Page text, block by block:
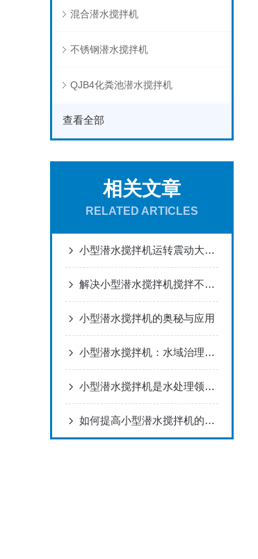
混合潜水搅拌机
不锈钢潜水搅拌机
QJB4化粪池潜水搅拌机
查看全部
相关文章
RELATED ARTICLES
小型潜水搅拌机运转震动大？4 类常见故障排查方法
解决小型潜水搅拌机搅拌不均问题
小型潜水搅拌机的奥秘与应用
小型潜水搅拌机：水域治理的隐秘英雄
小型潜水搅拌机是水处理领域的得力助手
如何提高小型潜水搅拌机的使用效率呢